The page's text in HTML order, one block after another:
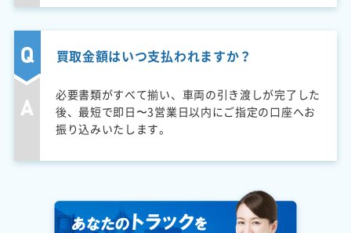
買取金額はいつ支払われますか？
必要書類がすべて揃い、車両の引き渡しが完了した
後、最短で即日〜3営業日以内にご指定の口座へお
振り込みいたします。